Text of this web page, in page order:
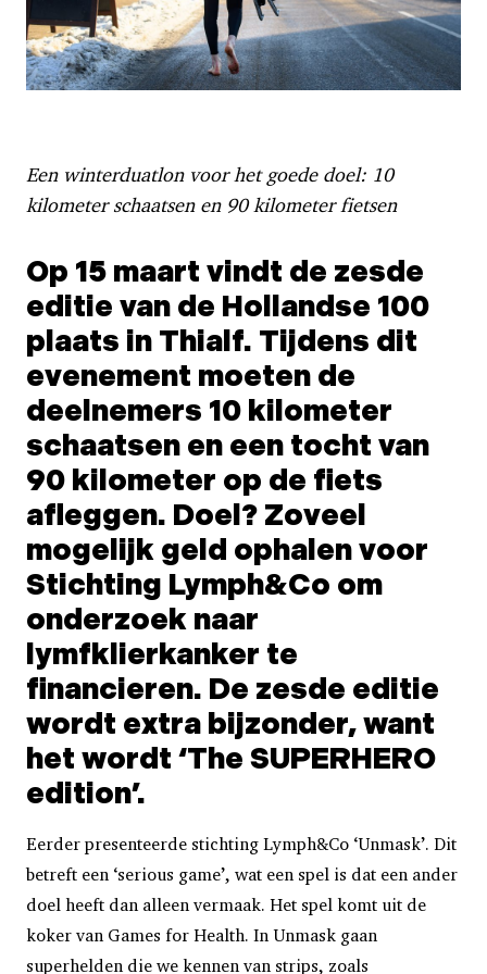
Een winterduatlon voor het goede doel: 10
kilometer schaatsen en 90 kilometer fietsen
Op 15 maart vindt de zesde
editie van de Hollandse 100
plaats in Thialf. Tijdens dit
evenement moeten de
deelnemers 10 kilometer
schaatsen en een tocht van
90 kilometer op de fiets
afleggen. Doel? Zoveel
mogelijk geld ophalen voor
Stichting Lymph&Co om
onderzoek naar
lymfklierkanker te
financieren. De zesde editie
wordt extra bijzonder, want
het wordt ‘The SUPERHERO
edition’.
Eerder presenteerde stichting Lymph&Co ‘Unmask’. Dit
betreft een ‘serious game’, wat een spel is dat een ander
doel heeft dan alleen vermaak. Het spel komt uit de
koker van Games for Health. In Unmask gaan
superhelden die we kennen van strips, zoals